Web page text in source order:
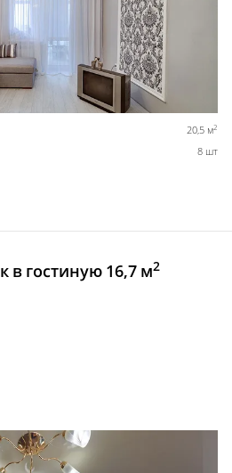
20,5 м2
8 шт
в гостиную 16,7 м2